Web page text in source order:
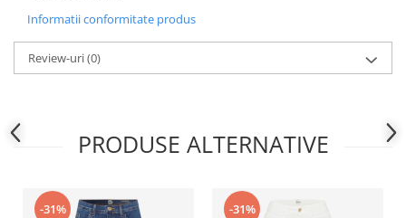
Informatii conformitate produs
Review-uri(0)
PRODUSE ALTERNATIVE
-31% -31%